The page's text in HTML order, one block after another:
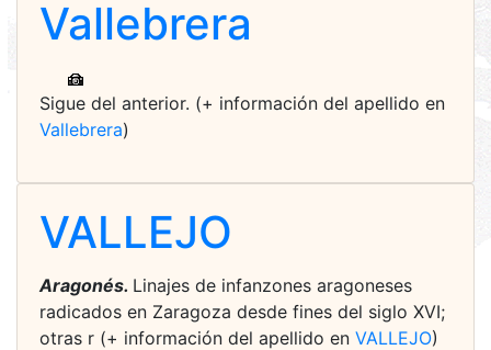
Vallebrera
Sigue del anterior. (+ información del apellido en
Vallebrera)
VALLEJO
Aragonés. Linajes de infanzones aragoneses
radicados en Zaragoza desde fines del siglo XVI;
otras r (+ información del apellido en VALLEJO)